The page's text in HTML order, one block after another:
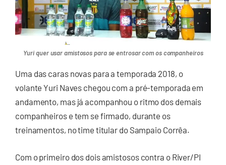
Yuri quer usar amistosos para se entrosar com os companheiros
Uma das caras novas para a temporada 2018, o
volante Yuri Naves chegou com a pré-temporada em
andamento, mas já acompanhou o ritmo dos demais
companheiros e tem se firmado, durante os
treinamentos, no time titular do Sampaio Corrêa.
Com o primeiro dos dois amistosos contra o River/PI